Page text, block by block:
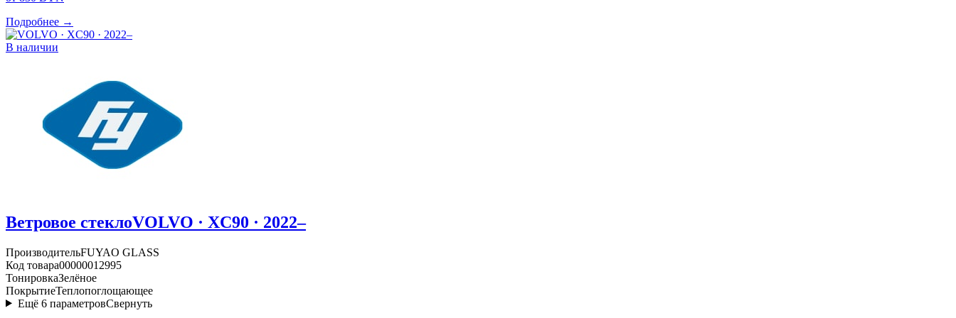
Подробнее →
В наличии
Ветровое стеклоVOLVO · XC90 · 2022–
ПроизводительFUYAO GLASS
Код товара00000012995
ТонировкаЗелёное
ПокрытиеТеплопоглощающее
Ещё 6 параметровСвернуть